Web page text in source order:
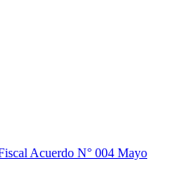
Acuerdo N° 004 Mayo